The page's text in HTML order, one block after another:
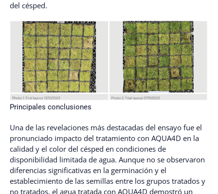
del césped.
Principales conclusiones
Una de las revelaciones más destacadas del ensayo fue el
pronunciado impacto del tratamiento con AQUA4D en la
calidad y el color del césped en condiciones de
disponibilidad limitada de agua. Aunque no se observaron
diferencias significativas en la germinación y el
establecimiento de las semillas entre los grupos tratados y
no tratados, el agua tratada con AQUA4D demostró un